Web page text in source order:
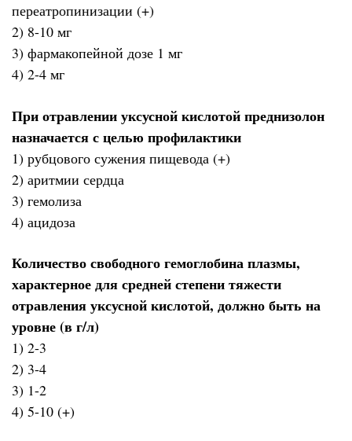
переатропинизации (+)
2) 8-10 мг
3) фармакопейной дозе 1 мг
4) 2-4 мг
При отравлении уксусной кислотой преднизолон
назначается с целью профилактики
1) рубцового сужения пищевода (+)
2) аритмии сердца
3) гемолиза
4) ацидоза
Количество свободного гемоглобина плазмы,
характерное для средней степени тяжести
отравления уксусной кислотой, должно быть на
уровне (в г/л)
1) 2-3
2) 3-4
3) 1-2
4) 5-10 (+)